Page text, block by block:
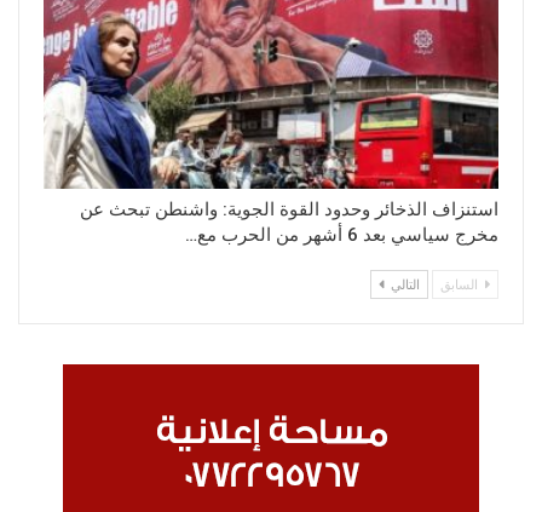
استنزاف الذخائر وحدود القوة الجوية: واشنطن تبحث عن
مخرج سياسي بعد 6 أشهر من الحرب مع…
السابق التالي